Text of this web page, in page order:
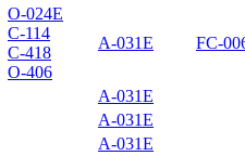
O-024E
C-114
C-418
O-406
A-031E FC-
A-031E
A-031E
A-031E